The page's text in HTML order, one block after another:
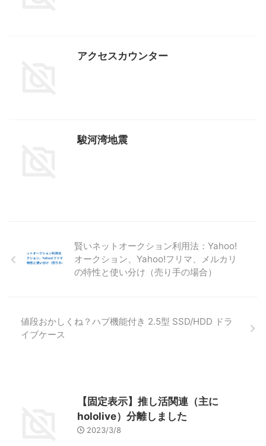
アクセスカウンター
駿河湾地震
賢いネットオークション利用法：Yahoo!
オークション、Yahoo!フリマ、メルカリ
の特性と使い分け（売り手の場合）
値段おかしくね？ハブ機能付き 2.5型 SSD/HDD ドラ
イブケース
【固定表示】推し活関連（主に
hololive）分離しました
2023/3/8